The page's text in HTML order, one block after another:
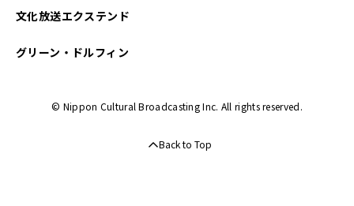
文化放送エクステンド
グリーン・ドルフィン
© Nippon Cultural Broadcasting Inc. All rights reserved.
Back to Top